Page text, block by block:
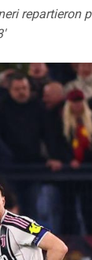
repartieron